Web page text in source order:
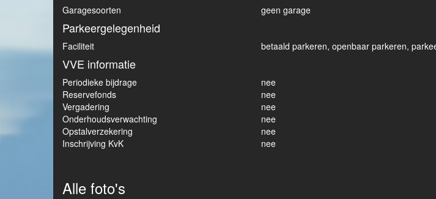
Garagesoorten geen garage
Parkeergelegenheid
Faciliteit betaald parkeren, openbaar parkeren,
VVE informatie
Periodieke bijdrage
nee
Reservefonds
nee
Vergadering
nee
Onderhoudsverwachting
nee
Opstalverzekering
nee
Inschrijving KvK
nee
Alle foto's